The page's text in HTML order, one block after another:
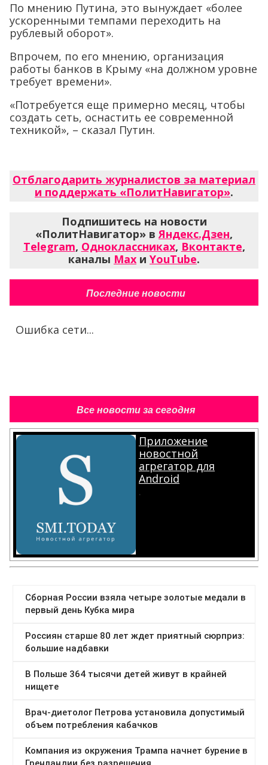
По мнению Путина, это вынуждает «более
ускоренными темпами переходить на
рублевый оборот».
Впрочем, по его мнению, организация
работы банков в Крыму «на должном уровне
требует времени».
«Потребуется еще примерно месяц, чтобы
создать сеть, оснастить ее современной
техникой», – сказал Путин.
Отблагодарить журналистов за материал
и поддержать «ПолитНавигатор».
Подпишитесь на новости
«ПолитНавигатор» вЯндекс.Дзен,
Telegram, Одноклассниках, Вконтакте,
каналы Max и YouTube.
Последние новости
Ошибка сети...
Все новости за сегодня
Приложение
новостной
агрегатор для
Android
.